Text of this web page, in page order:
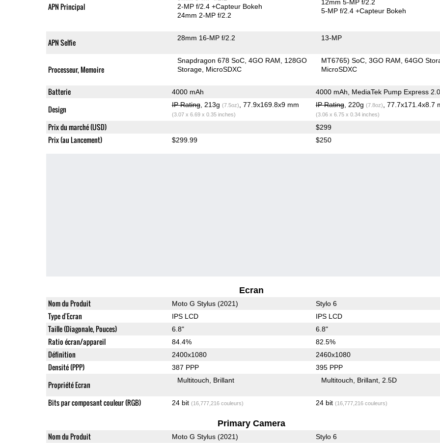
APN Principal
2-MP f/2.4+Capteur Bokeh
24mm 2-MP f/2.2
12mm 5-MP f/2.2
5-MP f/2.4+Capteur Bokeh
APN Selfie 28mm 16-MP f/2.2 13-MP
Processeur, Memoire
Snapdragon 678 SoC 4GO RAM
128GO
Storage MicroSDXC
MT6765) SoC 3GO RAM 64GO
MicroSDXC
Batterie 4000 mAh 4000 mAh, MediaTek Pump Express 2.0
Design IP Rating, 213g (7.5oz) , 77.9x169.8x9 mm
(3.07 x 6.69 x 0.35 inches)
IP Rating, 220g (7.8oz) , 77.7x171.4x8.7
(3.06 x 6.75 x 0.34 inches)
Prix du marché (USD) $299
Prix (au Lancement) $299.99 $250
Ecran
Nom du Produit Moto G Stylus (2021) Stylo 6
Type d'Ecran IPS LCD IPS LCD
Taille (Diagonale, Pouces) 6.8" 6.8"
Ratio écran/appareil 84.4% 82.5%
Définition 2400x1080 2460x1080
Densité (PPP) 387 PPP 395 PPP
Propriété Ecran Multitouch Brillant Multitouch Brillant 2.5D
Bits par composant couleur (RGB) 24 bit (16,777,216 couleurs) 24 bit (16,777,216 couleurs)
Primary Camera
Nom du Produit Moto G Stylus (2021) Stylo 6